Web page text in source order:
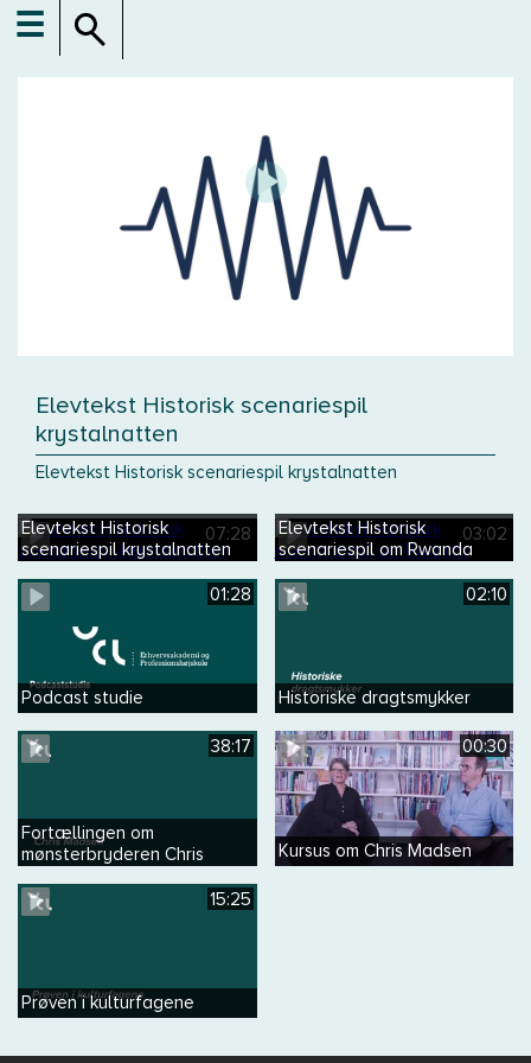
☰
Elevtekst Historisk scenariespil
krystalnatten
Elevtekst Historisk scenariespil krystalnatten
07:28
Elevtekst Historisk
scenariespil krystalnatten
03:02
Elevtekst Historisk
scenariespil om Rwanda
01:28
Podcast studie
02:10
Historiske dragtsmykker
38:17
Fortællingen om
mønsterbryderen Chris
00:30
Kursus om Chris Madsen
15:25
Prøven i kulturfagene